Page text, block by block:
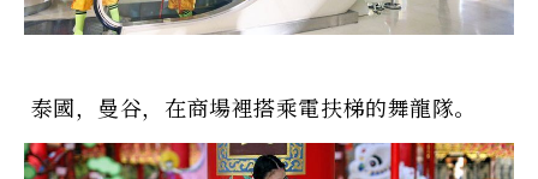
泰國，曼谷，在商場裡搭乘電扶梯的舞龍隊。